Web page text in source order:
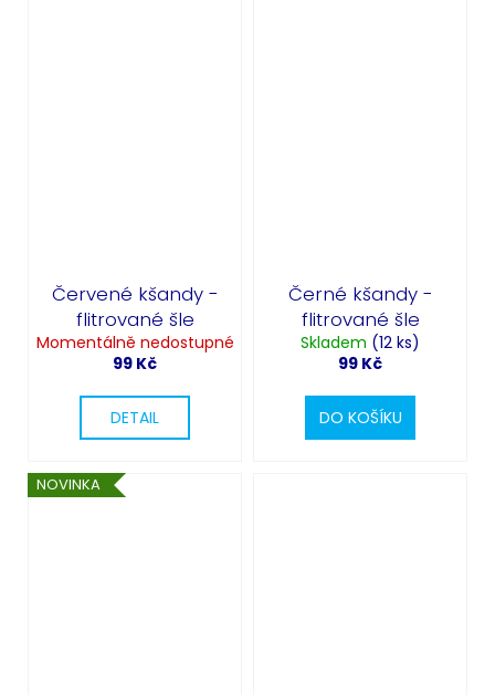
Červené kšandy -
flitrované šle
Momentálně nedostupné
99 Kč
DETAIL
Černé kšandy -
flitrované šle
Skladem (12 ks)
99 Kč
DO KOŠÍKU
NOVINKA